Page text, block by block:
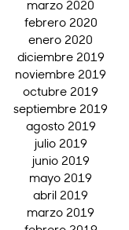
marzo 2020
febrero 2020
enero 2020
diciembre 2019
noviembre 2019
octubre 2019
septiembre 2019
agosto 2019
julio 2019
junio 2019
mayo 2019
abril 2019
marzo 2019